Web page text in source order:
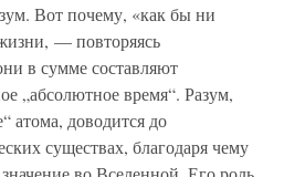
Вот почему, «как бы ни
— повторяясь
в сумме составляют
„абсолютное время“. Разум,
атома, доводится до
существах, благодаря чему